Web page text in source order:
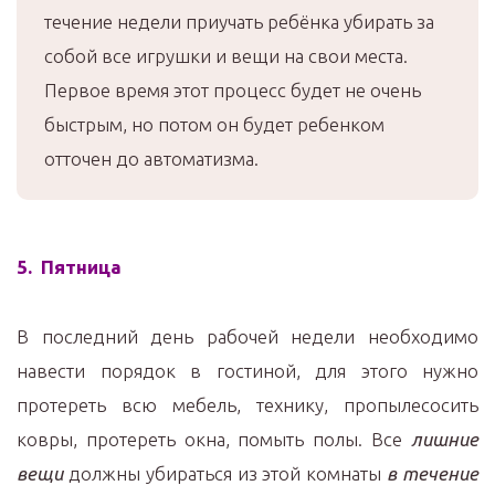
течение недели приучать ребёнка убирать за
собой все игрушки и вещи на свои места.
Первое время этот процесс будет не очень
быстрым, но потом он будет ребенком
отточен до автоматизма.
5. Пятница
В последний день рабочей недели необходимо
навести порядок в гостиной, для этого нужно
протереть всю мебель, технику, пропылесосить
ковры, протереть окна, помыть полы. Все лишние
вещидолжны убираться из этой комнаты в течение